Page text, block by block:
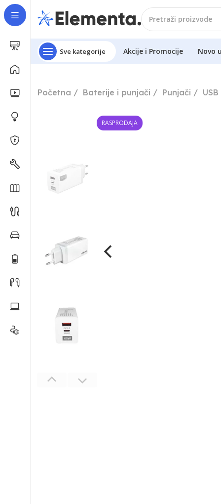
Sve kategorije Akcije i Promocije Novo
Početna Baterije i punjači Punjači
RASPRODAJA